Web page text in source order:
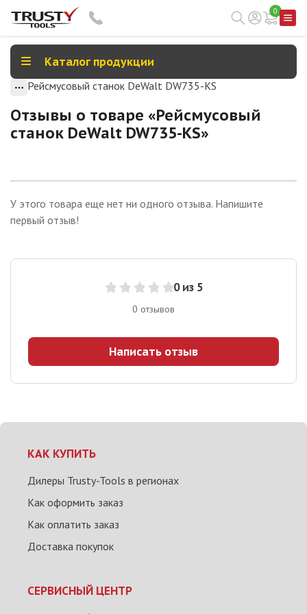
0
Каталог продукции
Рейсмусовый станок DeWalt DW735-KS
Отзывы о товаре «Рейсмусовый
станок DeWalt DW735-KS»
0 из 5
0 отзывов
Написать отзыв
У этого товара еще нет ни одного отзыва. Напишите
первый отзыв!
КАК КУПИТЬ
Дилеры Trusty-Tools в регионах
Как оформить заказ
Как оплатить заказ
Доставка покупок
СЕРВИСНЫЙ ЦЕНТР